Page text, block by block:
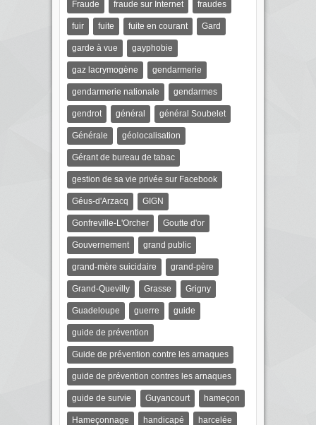
Fraude fraude sur Internet fraudes
fuir fuite fuite en courant Gard
garde à vue gayphobie
gaz lacrymogène gendarmerie
gendarmerie nationale gendarmes
gendrot général général Soubelet
Générale géolocalisation
Gérant de bureau de tabac
gestion de sa vie privée sur Facebook
Géus-d'Arzacq GIGN
Gonfreville-L'Orcher Goutte d'or
Gouvernement grand public
grand-mère suicidaire grand-père
Grand-Quevilly Grasse Grigny
Guadeloupe guerre guide
guide de prévention
Guide de prévention contre les arnaques
guide de prévention contres les arnaques
guide de survie Guyancourt hameçon
Hameçonnage handicapé harcelée